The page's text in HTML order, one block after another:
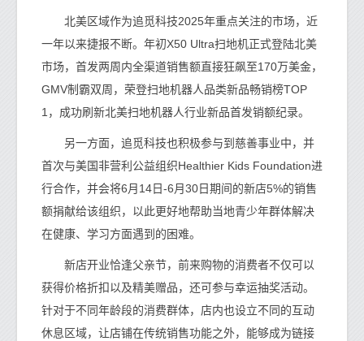
北美区域作为追觅科技2025年重点关注的市场，近
一年以来捷报不断。年初X50 Ultra扫地机正式登陆北美
市场，首发两周内全渠道销售额直接狂飙至170万美金，
GMV制霸双周，荣登扫地机器人品类新品畅销榜TOP
1，成功刷新北美扫地机器人行业新品首发销额纪录。
另一方面，追觅科技也积极参与到慈善事业中，并
首次与美国非营利公益组织Healthier Kids Foundation进
行合作，并会将6月14日-6月30日期间的新店5%的销售
额捐献给该组织，以此更好地帮助当地青少年群体解决
在健康、学习方面遇到的困难。
新店开业恰逢父亲节，前来购物的消费者不仅可以
获得价格折扣以及精美赠品，还可参与幸运抽奖活动。
针对于不同年龄段的消费群体，店内也设立不同的互动
休息区域，让店铺在传统销售功能之外，能够成为链接